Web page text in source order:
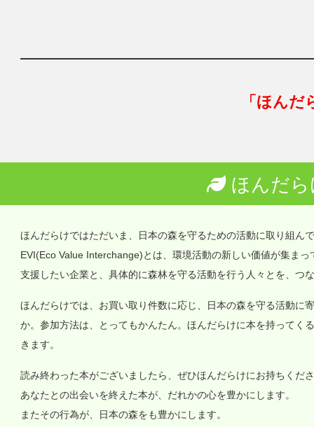
「ほん
ほんだら
ほんだらけではただいま、日本の森を守るための活動に取り組ん
EVI(Eco Value Interchange)とは、環境活動の新しい価値が集ま
支援したい企業と、具体的に森林を守る活動を行う人々とを、つ
ほんだらけでは、お買い取り件数に応じ、日本の森を守る活動に
か。参加方法は、とってもかんたん。ほんだらけに本を持ってく
きます。
読み終わった本がございましたら、ぜひほんだらけにお持ちくだ
あなたとの出会いを終えた本が、だれかの心を豊かにします。
またその行為が、日本の森をも豊かにします。